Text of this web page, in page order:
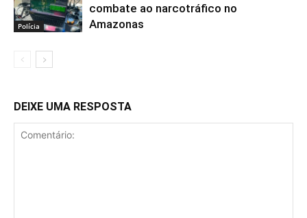
Polícia
combate ao narcotráfico no
Amazonas
DEIXE UMA RESPOSTA